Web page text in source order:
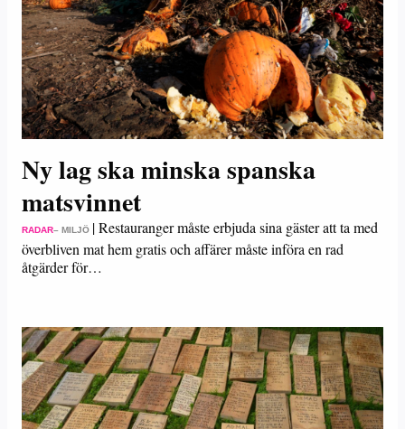
Ny lag ska minska spanska
matsvinnet
RADAR– MILJÖ |Restauranger måste erbjuda sina gäster att ta med
överbliven mat hem gratis och affärer måste införa en rad
åtgärder för…